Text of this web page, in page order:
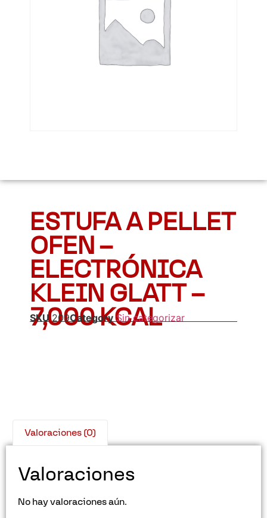
ESTUFA A PELLET
OFEN –
ELECTRÓNICA
KLEIN GLATT –
7,000 KCAL
SKU209Category Sin categorizar
Valoraciones (0)
Valoraciones
No hay valoraciones aún.